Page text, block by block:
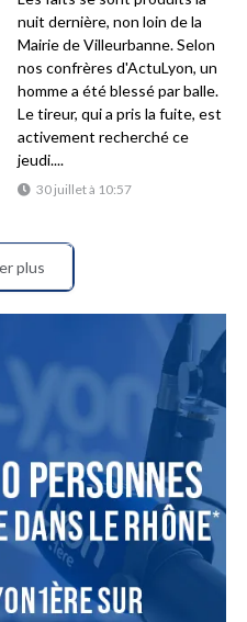
30 juillet à 10:57
nuit dernière, non loin de la
Mairie de Villeurbanne. Selon
nos confrères d'ActuLyon, un
homme a été blessé par balle.
Le tireur, qui a pris la fuite, est
activement recherché ce
jeudi....
plus